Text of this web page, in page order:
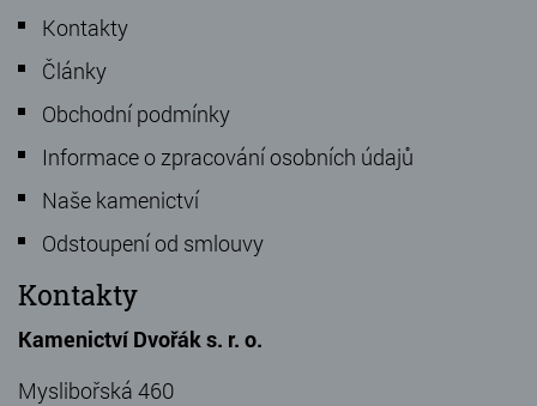
Kontakty
Články
Obchodní podmínky
Informace o zpracování osobních údajů
Naše kamenictví
Odstoupení od smlouvy
Kontakty
Kamenictví Dvořák s. r. o.
Myslibořská 460